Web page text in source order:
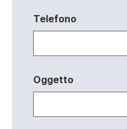
Telefono
Oggetto